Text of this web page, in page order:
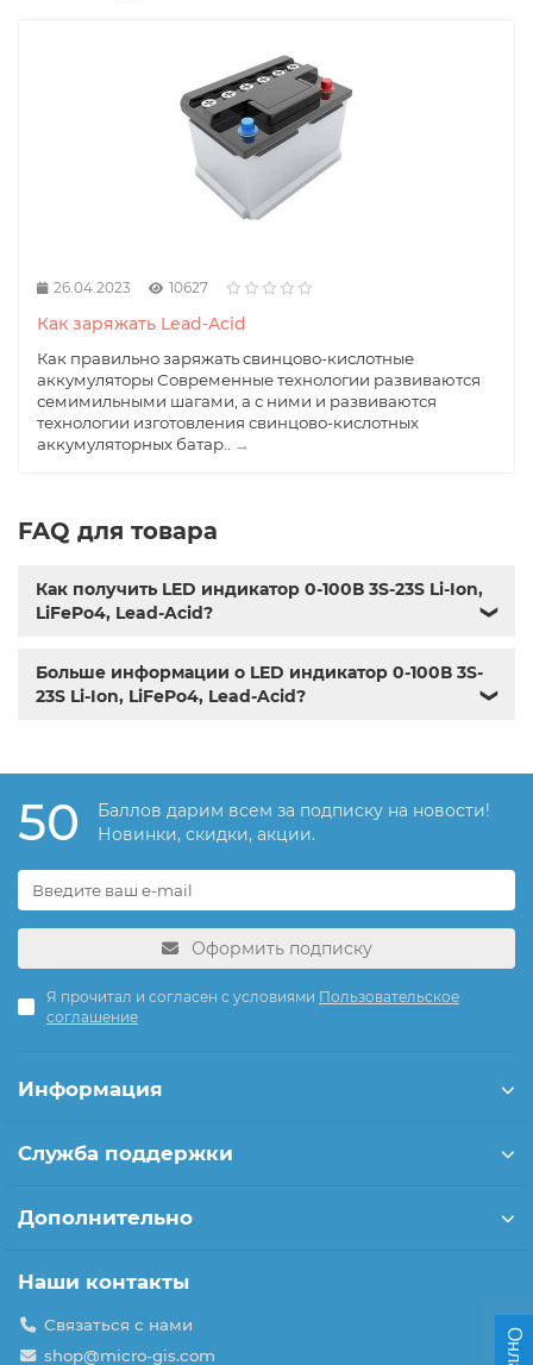
26.04.2023 10627
Как заряжать Lead-Acid
Как правильно заряжать свинцово-кислотные
аккумуляторы Современные технологии развиваются
семимильными шагами, а с ними и развиваются
технологии изготовления свинцово-кислотных
аккумуляторных батар..
→
FAQ для товара
Как получить LED индикатор 0-100В 3S-23S Li-Ion,
LiFePo4, Lead-Acid?
❯
Больше информации о LED индикатор 0-100В 3S-
23S Li-Ion, LiFePo4, Lead-Acid?
❯
50
Баллов дарим всем за подписку на новости!
Новинки, скидки, акции.
Оформить подписку
Я прочитал и согласен с условиями Пользовательское
соглашение
Информация
Служба поддержки
Дополнительно
Наши контакты
Связаться с нами
shop@micro-gis.com